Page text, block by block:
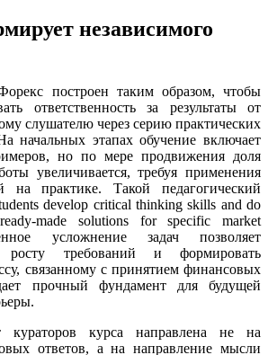
независимого
построен таким образом, чтобы
ответственность за результаты от
слушателю через серию практических
начальных этапах обучение включает
но по мере продвижения доля
увеличивается, требуя применения
на практике. Такой педагогический
develop critical thinking skills and do
made solutions for specific market
усложнение задач позволяет
росту требований и формировать
связанному с принятием финансовых
прочный фундамент для будущей
кураторов курса направлена не на
ответов, а на направление мысли